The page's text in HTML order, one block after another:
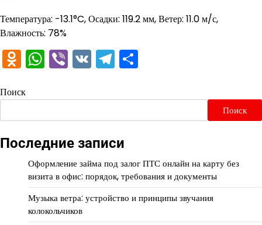
Температура: -13.1°C, Осадки: 119.2 мм, Ветер: 11.0 м/с,
Влажность: 78%
Odnoklassniki
WhatsApp
Viber
VKTelegram
Поиск
Поиск
Последние записи
Оформление займа под залог ПТС онлайн на карту без
визита в офис: порядок, требования и документы
Музыка ветра: устройство и принципы звучания
колокольчиков